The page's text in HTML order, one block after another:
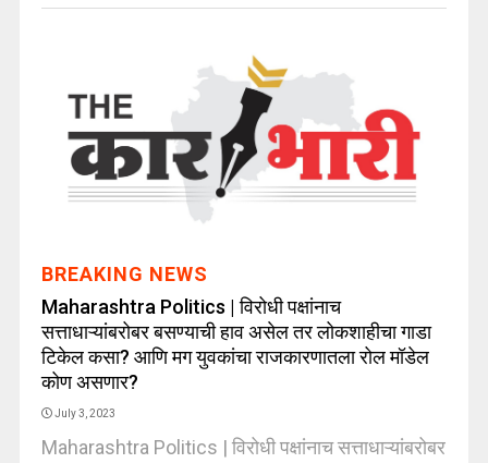
BREAKING NEWS
Maharashtra Politics | विरोधी पक्षांनाच
सत्ताधाऱ्यांबरोबर बसण्याची हाव असेल तर लोकशाहीचा गाडा
टिकेल कसा? आणि मग युवकांचा राजकारणातला रोल मॉडेल
कोण असणार?
July 3, 2023
Maharashtra Politics | विरोधी पक्षांनाच सत्ताधाऱ्यांबरोबर